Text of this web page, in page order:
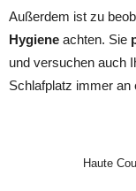
Außerdem ist zu
Hygiene achten. Sie
und versuchen auch
Schlafplatz immer an
Haute